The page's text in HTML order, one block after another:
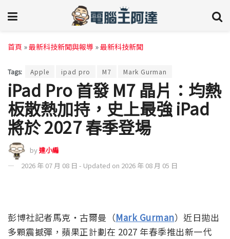
首頁 »最新科技新聞與報導 »最新科技新聞
Tags: Apple ipad pro M7 Mark Gurman
iPad Pro 首發 M7 晶片：均熱
板散熱加持，史上最強 iPad
將於 2027 春季登場
by達小編
2026 年 07 月 08 日 - Updated on 2026 年 08 月 05 日
彭博社記者馬克・古爾曼（Mark Gurman）近日拋出
多顆震撼彈，蘋果正計劃在 2027 年春季推出新一代